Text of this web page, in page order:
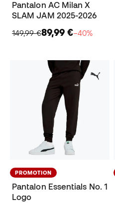
Pantalon AC Milan X
SLAM JAM 2025-2026
149,99 €89,99 €−40%
PROMOTION
Pantalon Essentials No. 1
Logo